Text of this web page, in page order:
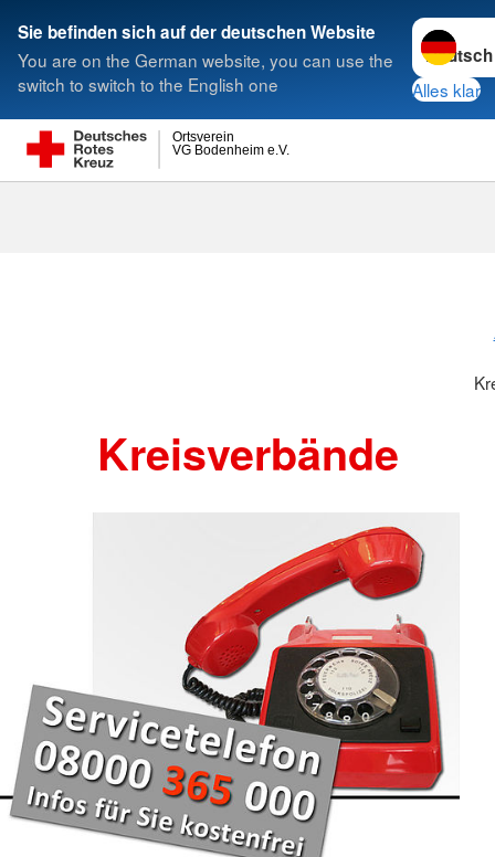
Sie befinden sich auf der deutschen Website
You are on the German website, you can use the
switch to switch to the English one
Sprache
Alles klar
VG Bodenheim e.V.
Ortsverein
Suche
Kreisverbände